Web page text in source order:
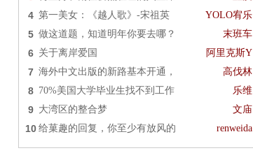
4 第一美女：《越人歌》-宋祖英 YOLO宥乐
5 做这道题，知道明年你要去哪？ 末班车
6 关于离岸爱国 阿里克斯Y
7 海外中文出版的新路基本开通， 高伐林
8 70%美国大学毕业生找不到工作 乐维
9 大湾区的整合梦 文庙
10 给菓趣的回复，你至少有放风的 renweida